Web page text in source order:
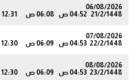
06/08/2026
21/2/1448 04:52 ص 06:08 ص 12:31 م
07/08/2026
22/2/1448 04:53 ص 06:09 ص 12:30 م
08/08/2026
23/2/1448 04:53 ص 06:09 ص 12:30 م